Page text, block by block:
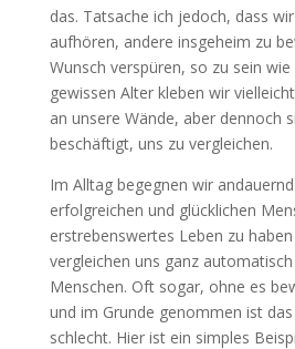
das. Tatsache ich jedoch, dass
aufhören, andere insgeheim zu
Wunsch verspüren, so zu sein wie
gewissen Alter kleben wir
an unsere Wände, aber dennoch
beschäftigt, uns zu vergleichen.
Im Alltag begegnen wir
erfolgreichen und glücklichen
erstrebenswertes Leben zu
vergleichen uns ganz
Menschen. Oft sogar, ohne es
und im Grunde genommen ist
schlecht. Hier ist ein simples